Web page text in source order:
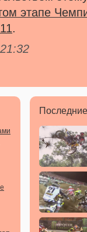
этапе
.